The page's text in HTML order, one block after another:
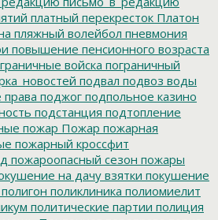
платный перекресток Платон
пляжный волейбол пневмония
повышение пенсионного возраста
войска пограничный
подвал подвоз воды
поджог подпольное казино
подстанция подтопление
пожар Пожар пожарная
пожарный кроссфит
пожароопасный сезон пожары
на дачу взятки покушение
полигон поликлиника полиомиелит
политические партии полиция